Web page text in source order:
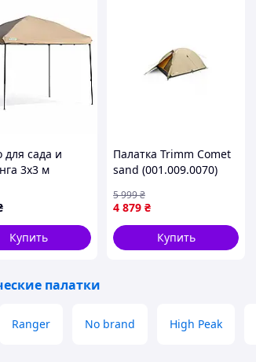
сада и
3х3 м
рыбалка
отдых SJ-0117
Купить
Палатка Trimm Comet
sand (001.009.0070)
4 879 ₴
5 999₴
Купить
палатки
Ranger No brand High Peak